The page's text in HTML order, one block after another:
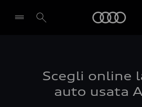
Scegli online
auto usata